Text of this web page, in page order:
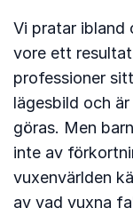
Vi pratar ibland
vore ett
professioner
lägesbild och
göras. Men
inte av
vuxenvärlden
av vad vuxna